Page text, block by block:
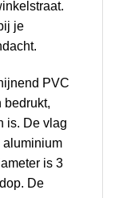
je
PVC
bedrukt,
is. De vlag
aluminium
is 3
De